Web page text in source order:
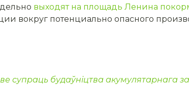
выходят на площадь Ленина
вокруг потенциально опасного
супраць будаўніцтва акумулятарнага